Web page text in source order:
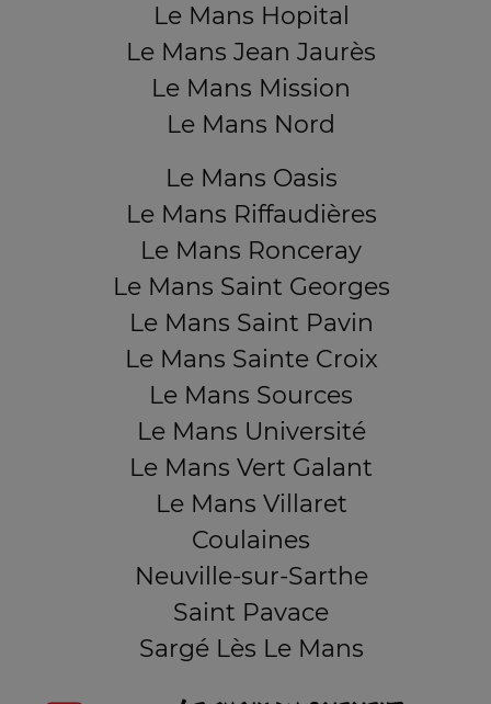
Le Mans Hopital
Le Mans Jean Jaurès
Le Mans Mission
Le Mans Nord
Le Mans Oasis
Le Mans Riffaudières
Le Mans Ronceray
Le Mans Saint Georges
Le Mans Saint Pavin
Le Mans Sainte Croix
Le Mans Sources
Le Mans Université
Le Mans Vert Galant
Le Mans Villaret
Coulaines
Neuville-sur-Sarthe
Saint Pavace
Sargé Lès Le Mans